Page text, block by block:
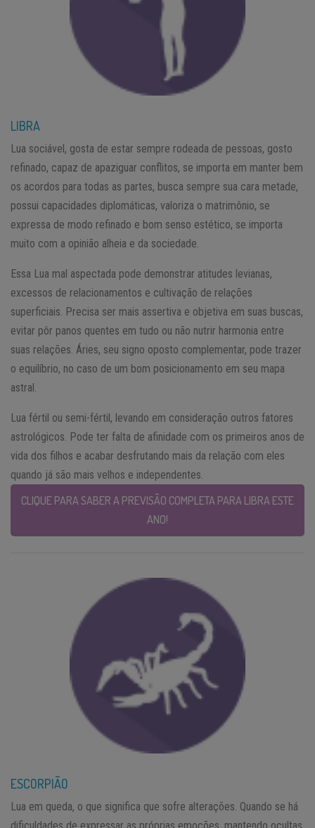
LIBRA
Lua sociável, gosta de estar sempre rodeada de pessoas, gosto
refinado, capaz de apaziguar conflitos, se importa em manter bem
os acordos para todas as partes, busca sempre sua cara metade,
possui capacidades diplomáticas, valoriza o matrimônio, se
expressa de modo refinado e bom senso estético, se importa
muito com a opinião alheia e da sociedade.
Essa Lua mal aspectada pode demonstrar atitudes levianas,
excessos de relacionamentos e cultivação de relações
superficiais. Precisa ser mais assertiva e objetiva em suas buscas,
evitar pôr panos quentes em tudo ou não nutrir harmonia entre
suas relações. Áries, seu signo oposto complementar, pode trazer
o equilíbrio, no caso de um bom posicionamento em seu mapa
astral.
Lua fértil ou semi-fértil, levando em consideração outros fatores
astrológicos. Pode ter falta de afinidade com os primeiros anos de
vida dos filhos e acabar desfrutando mais da relação com eles
quando já são mais velhos e independentes.
CLIQUE PARA SABER A PREVISÃO COMPLETA PARA LIBRA ESTE
ANO!
ESCORPIÃO
Lua em queda, o que significa que sofre alterações. Quando se há